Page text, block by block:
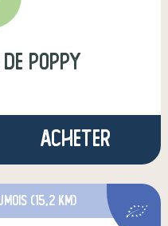
Poppy
Acheter
(15,2 km)